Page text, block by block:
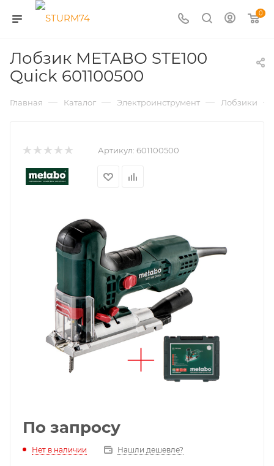
0
Лобзик METABO STE100
Quick 601100500
Главная — Каталог — Электроинструмент — Лобзики —
Артикул: 601100500
По запросу
Нет в наличии Нашли дешевле?